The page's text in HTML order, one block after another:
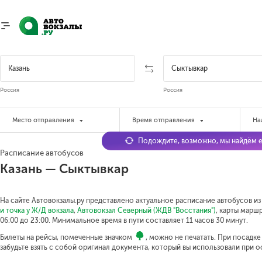
Россия Россия
Место отправления Время отправления
Расписание автобусов
Казань — Сыктывкар
На сайте Автовокзалы.ру представлено актуальное расписание автобусов
и точка у Ж/Д вокзала, Автовокзал Северный (ЖДВ "Восстания"), карты
06:00 до 23:00. Минимальное время в пути составляет 11 часов 30 минут.
Билеты на рейсы, помеченные значком
, можно не печатать. При
забудьте взять с собой оригинал документа, который вы использовали при
Подождите, возможно, мы найдём